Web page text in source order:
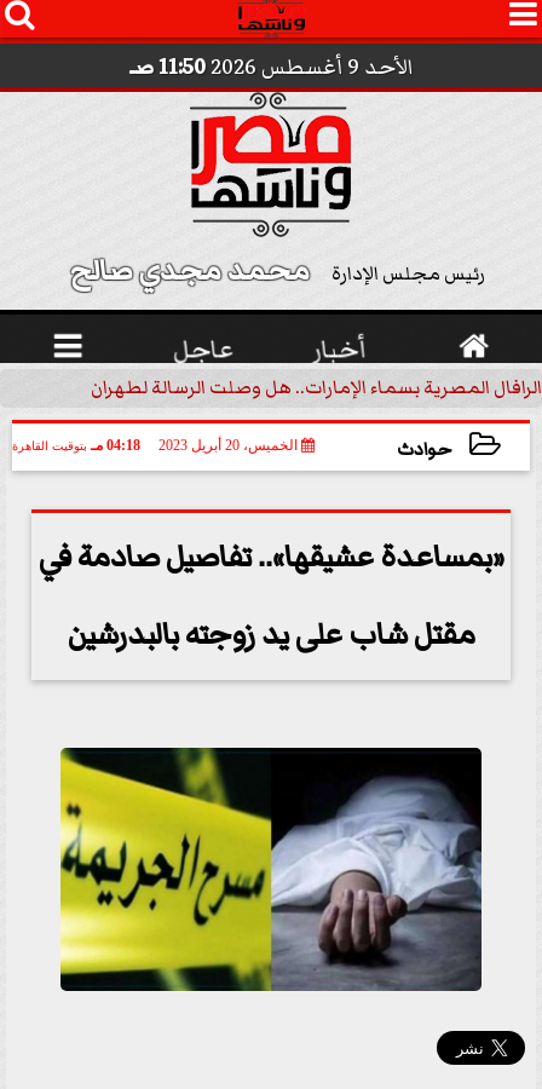
 
الأحد 9 أغسطس 2026 11:50 صـ
رئيس مجلس الإدارة محمد مجدي صالح
 أخبار عاجل 
الرافال المصرية بسماء الإمارات.. هل وصلت الرسالة لطهران؟..
حوادث الخميس، 20 أبريل 2023 04:18 مـ بتوقيت القاهرة
«بمساعدة عشيقها».. تفاصيل صادمة في
مقتل شاب على يد زوجته بالبدرشين